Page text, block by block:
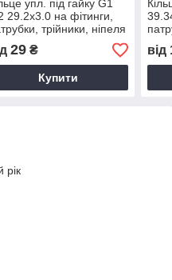
упл. під гайку G1
29.2х3.0 на фітинги,
трійники, ніпеля
ммArag, Італія
29₴
Купити
від
рік